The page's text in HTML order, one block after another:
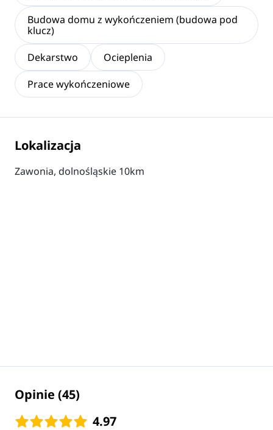
Budowa domu z wykończeniem (budowa pod
klucz)
Dekarstwo
Ocieplenia
Prace wykończeniowe
Lokalizacja
Zawonia, dolnośląskie 10km
Opinie (45)
4.97